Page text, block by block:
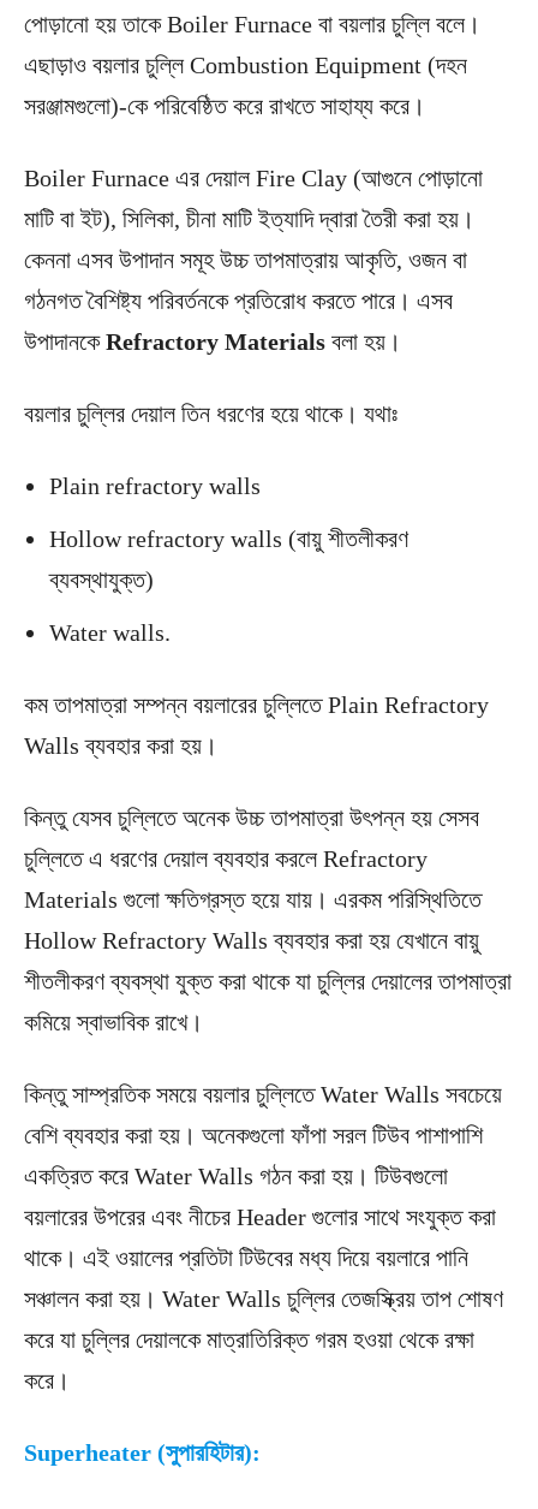
পোড়ানো হয় তাকে Boiler Furnace বা বয়লার চুল্লি বলে।
এছাড়াও বয়লার চুল্লি Combustion Equipment (দহন
সরঞ্জামগুলো)-কে পরিবেষ্ঠিত করে রাখতে সাহায্য করে।
Boiler Furnace এর দেয়াল Fire Clay (আগুনে পোড়ানো
মাটি বা ইট), সিলিকা, চীনা মাটি ইত্যাদি দ্বারা তৈরী করা হয়।
কেননা এসব উপাদান সমূহ উচ্চ তাপমাত্রায় আকৃতি, ওজন বা
গঠনগত বৈশিষ্ট্য পরিবর্তনকে প্রতিরোধ করতে পারে। এসব
উপাদানকেRefractory Materials বলা হয়।
বয়লার চুল্লির দেয়াল তিন ধরণের হয়ে থাকে। যথাঃ
Plain refractory walls
Hollow refractory walls (বায়ু শীতলীকরণ
ব্যবস্থাযুক্ত)
Water walls.
কম তাপমাত্রা সম্পন্ন বয়লারের চুল্লিতে Plain Refractory
Walls ব্যবহার করা হয়।
কিন্তু যেসব চুল্লিতে অনেক উচ্চ তাপমাত্রা উৎপন্ন হয় সেসব
চুল্লিতে এ ধরণের দেয়াল ব্যবহার করলে Refractory
Materials গুলো ক্ষতিগ্রস্ত হয়ে যায়। এরকম পরিস্থিতিতে
Hollow Refractory Walls ব্যবহার করা হয় যেখানে বায়ু
শীতলীকরণ ব্যবস্থা যুক্ত করা থাকে যা চুল্লির দেয়ালের তাপমাত্রা
কমিয়ে স্বাভাবিক রাখে।
কিন্তু সাম্প্রতিক সময়ে বয়লার চুল্লিতে Water Walls সবচেয়ে
বেশি ব্যবহার করা হয়। অনেকগুলো ফাঁপা সরল টিউব পাশাপাশি
একত্রিত করে Water Walls গঠন করা হয়। টিউবগুলো
বয়লারের উপরের এবং নীচের Header গুলোর সাথে সংযুক্ত করা
থাকে। এই ওয়ালের প্রতিটা টিউবের মধ্য দিয়ে বয়লারে পানি
সঞ্চালন করা হয়। Water Walls চুল্লির তেজস্ক্রিয় তাপ শোষণ
করে যা চুল্লির দেয়ালকে মাত্রাতিরিক্ত গরম হওয়া থেকে রক্ষা
করে।
Superheater (সুপারহিটার):